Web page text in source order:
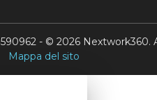
- © 2026 Nextwork360.
Mappa del sito